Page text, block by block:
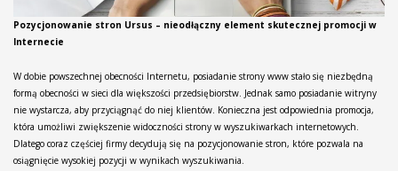
Pozycjonowanie stron Ursus – nieodłączny element skutecznej promocji w
Internecie
W dobie powszechnej obecności Internetu, posiadanie strony www stało się niezbędną
formą obecności w sieci dla większości przedsiębiorstw. Jednak samo posiadanie witryny
nie wystarcza, aby przyciągnąć do niej klientów. Konieczna jest odpowiednia promocja,
która umożliwi zwiększenie widoczności strony w wyszukiwarkach internetowych.
Dlatego coraz częściej firmy decydują się na pozycjonowanie stron, które pozwala na
osiągnięcie wysokiej pozycji w wynikach wyszukiwania.